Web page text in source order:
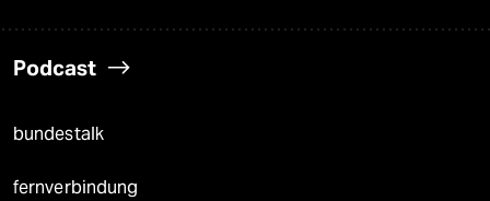
Podcast
bundestalk
fernverbindung